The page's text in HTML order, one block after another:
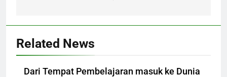
Related News
Dari Tempat Pembelajaran masuk ke Dunia